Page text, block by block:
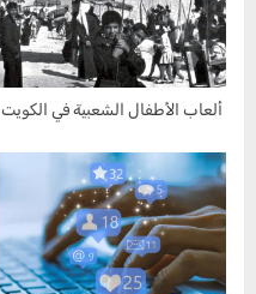
ألعاب الأطفال الشعبية في الكويت